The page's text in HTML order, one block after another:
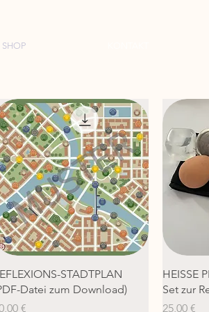
SHOP
Schnellansicht
STADTPLAN
Datei zum Download)
€
HEISSE
Set zur
Preis
25,00 €